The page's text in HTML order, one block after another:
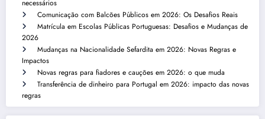
necessários
Comunicação com Balcões Públicos em 2026: Os Desafios Reais
Matrícula em Escolas Públicas Portuguesas: Desafios e Mudanças de
2026
Mudanças na Nacionalidade Sefardita em 2026: Novas Regras e
Impactos
Novas regras para fiadores e cauções em 2026: o que muda
Transferência de dinheiro para Portugal em 2026: impacto das novas
regras